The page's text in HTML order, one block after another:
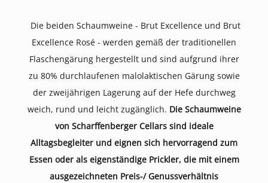
Die beiden Schaumweine - Brut Excellence und Brut
Excellence Rosé - werden gemäß der traditionellen
Flaschengärung hergestellt und sind aufgrund ihrer
zu 80% durchlaufenen malolaktischen Gärung sowie
der zweijährigen Lagerung auf der Hefe durchweg
weich, rund und leicht zugänglich. Die Schaumweine
von Scharffenberger Cellars sind ideale
Alltagsbegleiter und eignen sich hervorragend zum
Essen oder als eigenständige Prickler, die mit einem
ausgezeichneten Preis-/ Genussverhältnis